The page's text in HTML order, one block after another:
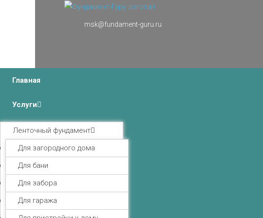
msk@fundament-guru.ru
Главная
Услуги
Ленточный фундамент
Для загородного дома
Для бани
Для забора
Для гаража